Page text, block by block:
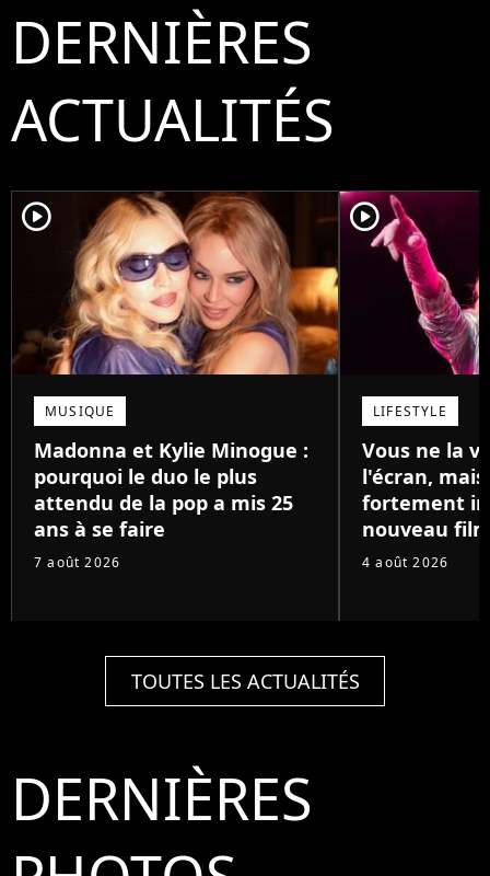
DERNIÈRES
ACTUALITÉS
player2
MUSIQUE
Madonna et Kylie Minogue :
pourquoi le duo le plus
attendu de la pop a mis 25
ans à se faire
7 août 2026
player2
LIFESTYLE
Vous ne la
l'écran,
fortement
nouveau
4 août 2026
TOUTES LES ACTUALITÉS
DERNIÈRES